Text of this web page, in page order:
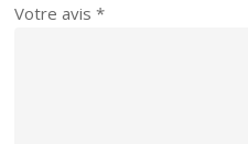
Votre avis*